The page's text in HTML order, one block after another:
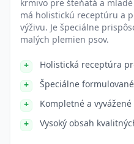
krmivo pre šteňatá a
má holistickú receptúru a
výživu. Je špeciálne
malých plemien psov.
Holistická receptúra
Špeciálne
Kompletné a
Vysoký obsah